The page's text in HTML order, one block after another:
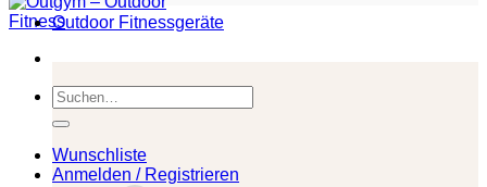
Suchen
nach:
Wunschliste
Anmelden / Registrieren
Outdoor Fitnessgeräte